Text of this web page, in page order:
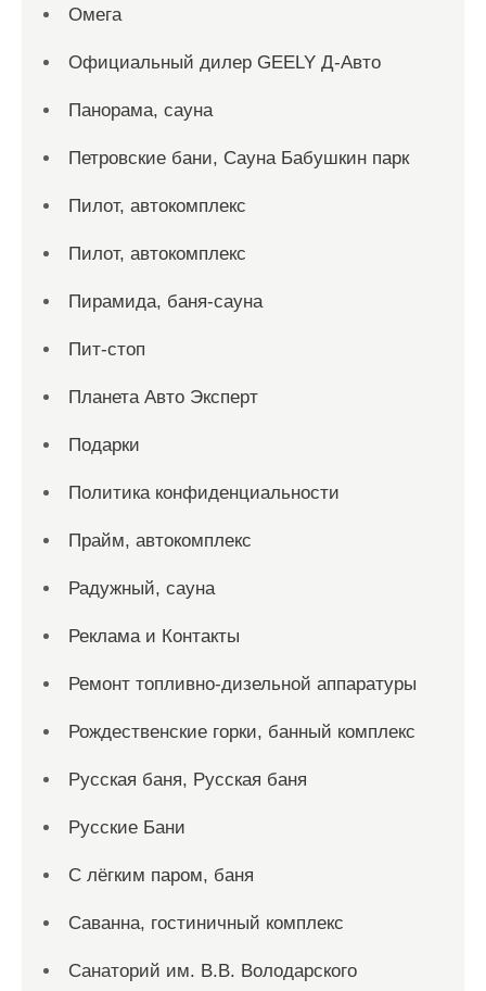
Омега
Официальный дилер GEELY Д-Авто
Панорама, сауна
Петровские бани, Сауна Бабушкин парк
Пилот, автокомплекс
Пилот, автокомплекс
Пирамида, баня-сауна
Пит-стоп
Планета Авто Эксперт
Подарки
Политика конфиденциальности
Прайм, автокомплекс
Радужный, сауна
Реклама и Контакты
Ремонт топливно-дизельной аппаратуры
Рождественские горки, банный комплекс
Русская баня, Русская баня
Русские Бани
С лёгким паром, баня
Саванна, гостиничный комплекс
Санаторий им. В.В. Володарского